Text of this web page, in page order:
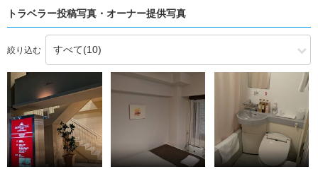
トラベラー投稿写真・オーナー提供写真
絞り込む